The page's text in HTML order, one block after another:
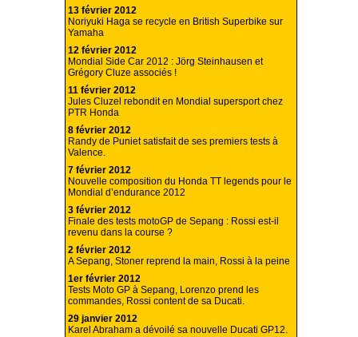
13 février 2012
Noriyuki Haga se recycle en British Superbike sur
Yamaha
12 février 2012
Mondial Side Car 2012 : Jörg Steinhausen et
Grégory Cluze associés !
11 février 2012
Jules Cluzel rebondit en Mondial supersport chez
PTR Honda
8 février 2012
Randy de Puniet satisfait de ses premiers tests à
Valence.
7 février 2012
Nouvelle composition du Honda TT legends pour le
Mondial d’endurance 2012
3 février 2012
Finale des tests motoGP de Sepang : Rossi est-il
revenu dans la course ?
2 février 2012
A Sepang, Stoner reprend la main, Rossi à la peine
1er février 2012
Tests Moto GP à Sepang, Lorenzo prend les
commandes, Rossi content de sa Ducati.
29 janvier 2012
Karel Abraham a dévoilé sa nouvelle Ducati GP12.